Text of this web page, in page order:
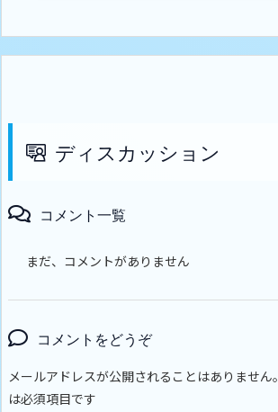
ディスカッション
コメント一覧
まだ、コメントがありません
コメントをどうぞ
メールアドレスが公開されることはありません。
は必須項目です